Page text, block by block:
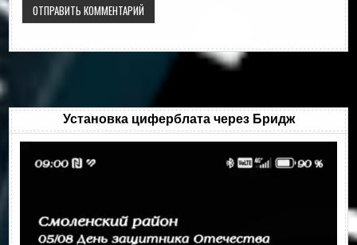
Установка циферблата через Бридж